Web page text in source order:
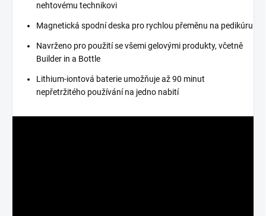
nehtovému technikovi
Magnetická spodní deska pro rychlou přeměnu na pedikúru
Navrženo pro použití se všemi gelovými produkty, včetně
Builder in a Bottle
Lithium-iontová baterie umožňuje až 90 minut
nepřetržitého používání na jedno nabití